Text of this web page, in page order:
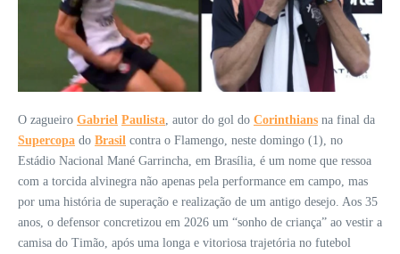
O zagueiro Gabriel Paulista, autor do gol do Corinthians na final da
Supercopa do Brasil contra o Flamengo, neste domingo (1), no
Estádio Nacional Mané Garrincha, em Brasília, é um nome que ressoa
com a torcida alvinegra não apenas pela performance em campo, mas
por uma história de superação e realização de um antigo desejo. Aos 35
anos, o defensor concretizou em 2026 um “sonho de criança” ao vestir a
camisa do Timão, após uma longa e vitoriosa trajetória no futebol